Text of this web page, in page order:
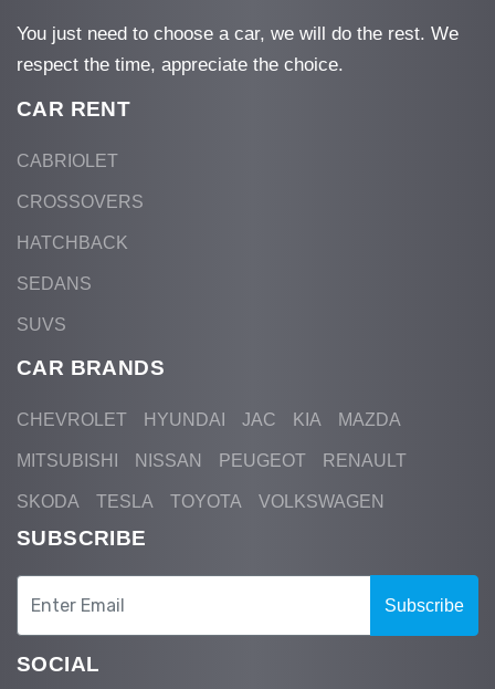
You just need to choose a car, we will do the rest. We
respect the time, appreciate the choice.
CAR RENT
CABRIOLET
CROSSOVERS
HATCHBACK
SEDANS
SUVS
CAR BRANDS
CHEVROLET HYUNDAI JAC KIA MAZDA
MITSUBISHI NISSAN PEUGEOT RENAULT
SKODA TESLA TOYOTA VOLKSWAGEN
SUBSCRIBE
Subscribe
SOCIAL